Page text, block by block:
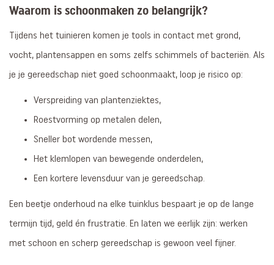
Waarom is schoonmaken zo belangrijk?
Tijdens het tuinieren komen je tools in contact met grond,
vocht, plantensappen en soms zelfs schimmels of bacteriën. Als
je je gereedschap niet goed schoonmaakt, loop je risico op:
Verspreiding van plantenziektes,
Roestvorming op metalen delen,
Sneller bot wordende messen,
Het klemlopen van bewegende onderdelen,
Een kortere levensduur van je gereedschap.
Een beetje onderhoud na elke tuinklus bespaart je op de lange
termijn tijd, geld én frustratie. En laten we eerlijk zijn: werken
met schoon en scherp gereedschap is gewoon veel fijner.